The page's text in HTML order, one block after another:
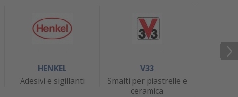
HENKEL
Adesivi e sigillanti
V33
Smalti per piastrelle e
ceramica